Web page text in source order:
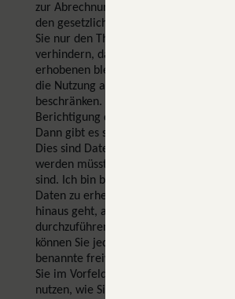
zur Abrechnung nutzen, und muss sie
den gesetzlichen Fristen
Sie nur den Therapievertrag kündigen
verhindern, dass ich weitere Daten
erhobenen bleiben davon erstmal
die Nutzung aber auf das notwendige
beschränken. Sie haben allerdings ein
Berichtigung der Daten, sollten diese
Dann gibt es sogenannte notwendige
Dies sind Daten, die
werden müssten, aber nicht
sind. Ich bin bestrebt, möglichst keine
Daten zu erheben, sondern alles was
hinaus geht, als freiwillige
durchzuführen. Einer notwendigen
können Sie jederzeit widersprechen.
benannte freiwillige Datenerhebung.
Sie im Vorfeld zu, und ich darf diese
nutzen, wie Sie Ihre Zustimmung